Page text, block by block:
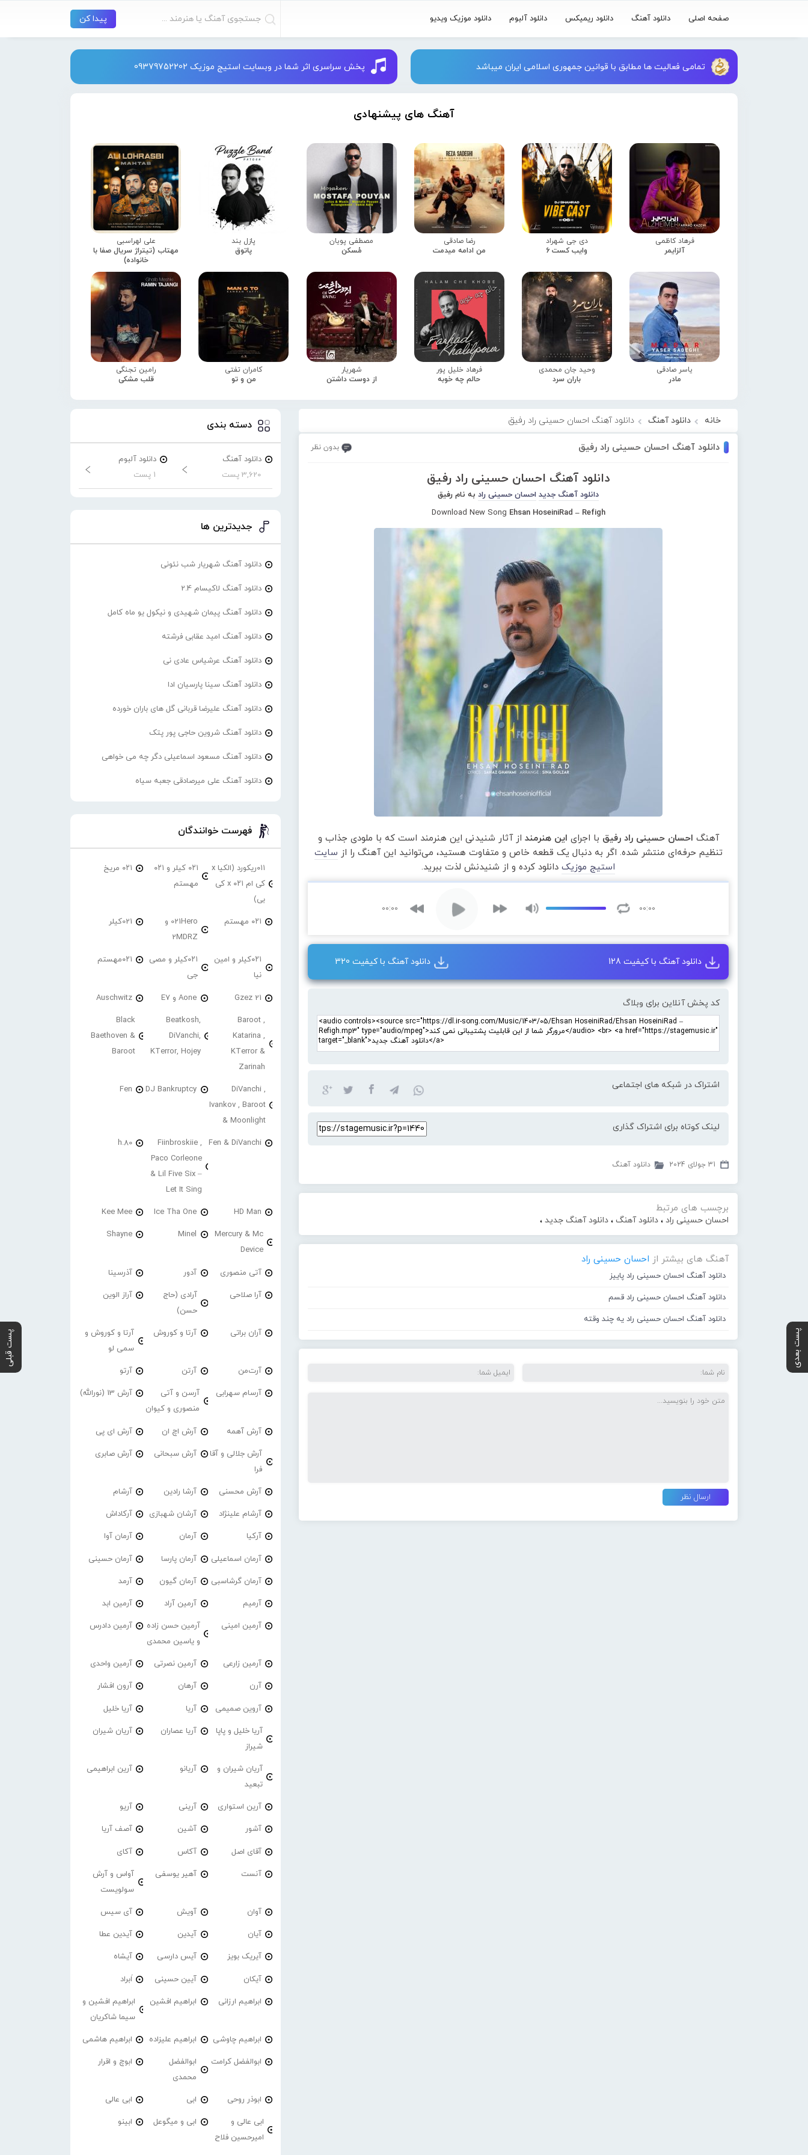
صفحه اصلی دانلود آهنگ دانلود ریمیکس دانلود آلبوم دانلود موزیک ویدیو
تمامی فعالیت ها مطابق با قوانین جمهوری اسلامی ایران میباشد پخش سراسری اثر شما در وبسایت استیج موزیک 09379752202
آهنگ های پیشنهادی
فرهاد کاظمی
آلزایمر
دی جی شهراد
وایب کست 6
رضا صادقی
من ادامه میدمت
مصطفی پویان
مُسکن
پازل بند
پاتوق
علی لهراسبی
مهتاب (تیتراژ سریال صفا با
خانواده)
یاسر صادقی
مادر
وحید جان محمدی
باران سرد
فرهاد خلیل پور
حالم چه خوبه
شهریار
از دوست داشتن
کامران تفتی
من و تو
رامین تجنگی
قلب مشکی
خانه دانلود آهنگ دانلود آهنگ احسان حسینی راد رفیق
دانلود آهنگ احسان حسینی راد رفیق بدون نظر
دانلود آهنگ احسان حسینی راد رفیق
دانلود آهنگ جدید احسان حسینی راد به نام رفیق
Download New Song Ehsan HoseiniRad – Refigh
آهنگ احسان حسینی راد رفیق با اجرای این هنرمند از آثار شنیدنی این هنرمند است که با ملودی جذاب و
تنظیم حرفه‌ای منتشر شده. اگر به دنبال یک قطعه خاص و متفاوت هستید، می‌توانید این آهنگ را از سایت
استیج موزیک دانلود کرده و از شنیدنش لذت ببرید.
00:00 00:00
دانلود آهنگ با کیفیت 128 دانلود آهنگ با کیفیت 320
کد پخش آنلاین برای وبلاگ
اشتراک در شبکه های اجتماعی
لینک کوتاه برای اشتراک گذاری
31 جولای 2024 دانلود آهنگ
پست بعدی پست قبلی
برچسب های مرتبط
احسان حسینی راد ، دانلود آهنگ ، دانلود آهنگ جدید ،
آهنگ های بیشتر از احسان حسینی راد
دانلود آهنگ احسان حسینی راد پاییز
دانلود آهنگ احسان حسینی راد قسم
دانلود آهنگ احسان حسینی راد یه چند وقته
دسته بندی
دانلود آهنگ
3,620 پست
دانلود آلبوم
1 پست
جدیدترین ها
دانلود آهنگ شهریار شب نئونی
دانلود آهنگ لاکیسام 2.4
دانلود آهنگ پیمان شهیدی و نیکول یو ماه کامل
دانلود آهنگ امید عقابی فرشته
دانلود آهنگ عرشیاس عادی نی
دانلود آهنگ سینا پارسیان ادا
دانلود آهنگ علیرضا قربانی گل های باران خورده
دانلود آهنگ شروین حاجی پور پتک
دانلود آهنگ مسعود اسماعیلی دگر چه می خواهی
دانلود آهنگ علی میرصادقی جعبه سیاه
فهرست خوانندگان
۰۱۱ریکورد (الکیا x
کی ام ۰۲۱ x کی
بی)
۰۲۱ کیلر و ۰۲۱
مهستم
۰۲۱ مریخ
۰۲۱ مهستم
021Hero و
2MDRZ
021کیلر
۰۲۱کیلر و امین
نیا
۰۲۱کیلر و مصی
جی
۰۲۱مهستم
21 Gzez Aone و E7 Auschwitz
Baroot ,
Katarina ,
KTerror &
Zarinah
Beatkosh,
DiVanchi,
KTerror, Hojey
Black
Baethoven &
Baroot
DiVanchi ,
Ivankov , Baroot
& Moonlight
DJ Bankruptcy
Fen
Fen & DiVanchi
Fiinbroskiie ,
Paco Corleone
& Lil Five Six –
Let It Sing
h.80
HD Man
Ice Tha One
Kee Mee
Mercury & Mc
Device
Minel
Shayne
آتی منصوری آدور آذرسینا
آرا صلاحی
آرادی (حاج
حسن)
آراز الوین
آران براتی آرتا و کوروش
آرتا و کوروش و
سمی لو
آرت‌من آرتن آرتو
آرسام سهرابی
آرسن و آتی
منصوری و کیوان
آرش 13 (نورالله)
آرش آهمه آرش اچ ان آرش ای پی
آرش جلالی و آقا
فرا
آرش سبحانی آرش صابری
آرش محسنی آرشا رادین آرشام
آرشام علینژاد آرشان شهبازی آرکاداش
آرکیا آرمان آرمان آوا
آرمان اسماعیلی آرمان پارسا آرمان حسینی
آرمان گرشاسبی آرمان گیون آرمد
آرمیم آرمین آراد آرمین ابد
آرمین امینی
آرمین حسن زاده
و یاسین محمدی
آرمین دادرس
آرمین زارعی آرمین نصرتی آرمین واحدی
آرن آرهان آرون افشار
آروین صمیمی آریا آریا خلیل
آریا خلیل و پاپا
شیراز
آریا عصاران آریان شیران
آریان شیران و
تبعید
آریانو آرین ابراهیمی
آرین استواری آرینی آریو
آشور آشین آصف آریا
آقای اصل آکاس آکای
آنست آهیر یوسفی
آواس و آرش
سولویست
آوان آویش آی سیس
آیان آیدین آیدین عطا
آیریک بویز آیس دارسی آیشاه
آیکان آیین حسینی اَبراد
ابراهیم ارزانی ابراهیم افشین
ابراهیم افشین و
سیما شاکریان
ابراهیم چاوشی ابراهیم علیزاده ابراهیم هاشمی
ابوالفضل کرامت
ابوالفضل
محمدی
ابوچ و اقرار
ابوذر روحی ابی ابی عالی
ابی عالی و
امیرحسین فلاح
ابی و میگوعل ابینو